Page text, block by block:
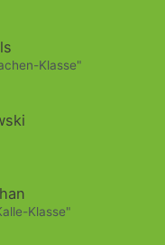
Klasse"
Klasse"